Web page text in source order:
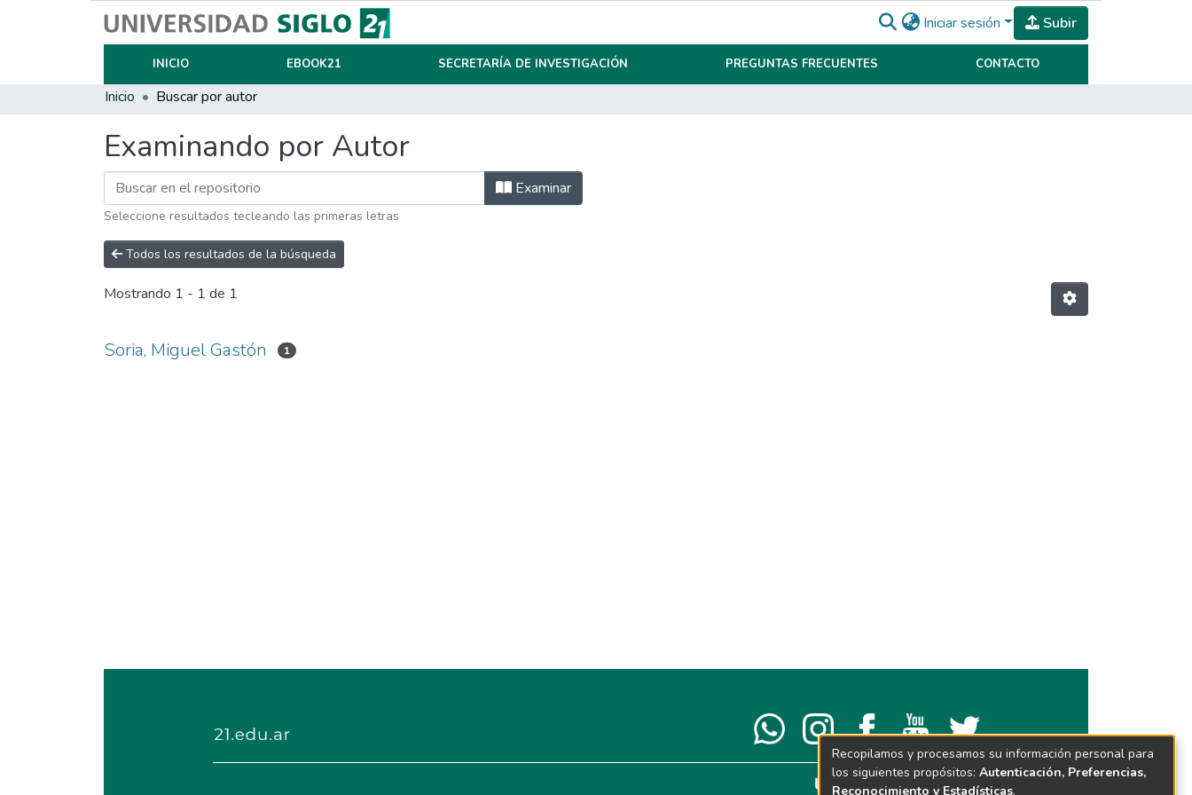
Iniciar sesión Subir
INICIO EBOOK21 SECRETARÍA DE INVESTIGACIÓN PREGUNTAS FRECUENTES CONTACTO
Inicio Buscar por autor
Examinando por Autor
Examinar
Seleccione resultados tecleando las primeras letras
Todos los resultados de la búsqueda
Mostrando 1 - 1 de 1
Soria, Miguel Gastón 1
Recopilamos y procesamos su información personal para
los siguientes propósitos: Autenticación, Preferencias,
Reconocimiento y Estadísticas.